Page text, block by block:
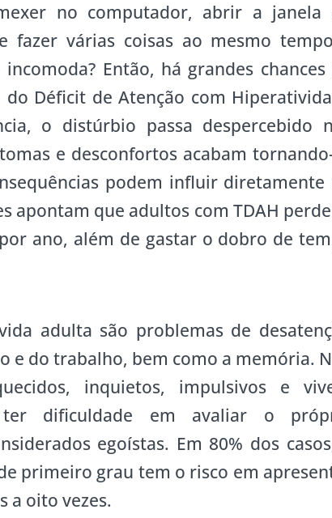
no computador, abrir a janela
várias coisas ao mesmo
Então, há grandes chances
Déficit de Atenção com
o distúrbio passa despercebido
e desconfortos acabam
podem influir diretamente
apontam que adultos com TDAH
ano, além de gastar o dobro de
adulta são problemas de
e do trabalho, bem como a memória.
inquietos, impulsivos e
dificuldade em avaliar o
egoístas. Em 80% dos
primeiro grau tem o risco em
a oito vezes.